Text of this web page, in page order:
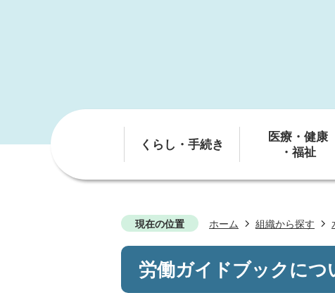
くらし・手続き
医療・健康
・福祉
現在の位置 ホーム 組織から探す
労働ガイドブックにつ